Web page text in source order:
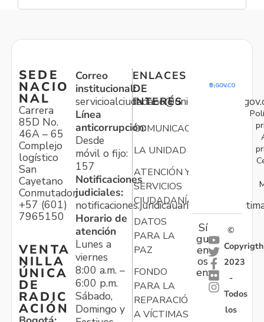
SEDE
NACIO
NAL
Carrera
85D No.
46A – 65
Complejo
logístico
San
Cayetano
Conmutador:
+57 (601)
7965150
VENTA
NILLA
ÚNICA
DE
RADIC
ACIÓN
Correo
institucional:
Línea
anticorrupción:
Desde
móvil o fijo:
157
Notificaciones
judiciales:
Horario de
atención
Lunes a
viernes
8:00 a.m. –
6:00 p.m.
Sábado,
Domingo y
ENLACES
DE
INTERÉS
COMUNICACIONES
LA UNIDAD
ATENCIÓN Y
SERVICIOS
CIUDADANÍA
DATOS
PARA LA
PAZ
FONDO
PARA LA
REPARACIÓN
A VÍCTIMAS
Sí
gu
en
os
en:
©
Copyrigth
2023
-
Todos
los